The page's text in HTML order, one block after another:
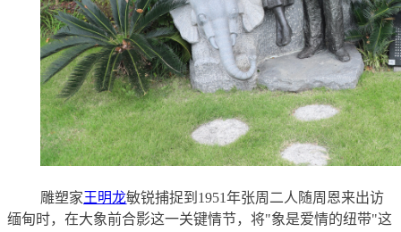
雕塑家王明龙敏锐捕捉到 1951年张周二人随周恩来出访
缅甸时，在大象前合影这一关键情节，将"象是爱情的纽带"这